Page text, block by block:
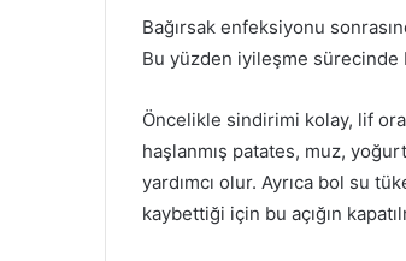
Bağırsak enfeksiyonu
Bu yüzden iyileşme sürecinde
Öncelikle sindirimi kolay, lif
haşlanmış patates, muz,
yardımcı olur. Ayrıca bol su
kaybettiği için bu açığın